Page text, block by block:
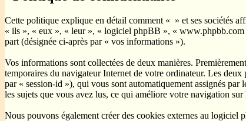
Cette politique explique en détail comment « » et ses sociétés
« ils », « eux », « leur », « logiciel phpBB », «
part (désignée ci-après par « vos informations »).
Vos informations sont collectées de deux manières.
temporaires du navigateur Internet de votre ordinateur. Les
par « session-id »), qui vous sont automatiquement assignés
les sujets que vous avez lus, ce qui améliore votre navigation
Nous pouvons également créer des cookies externes au